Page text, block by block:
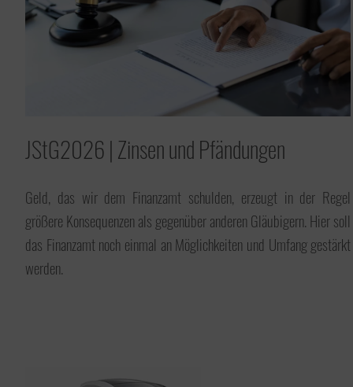
Service
Hier finden Sie Nützliches wie Formulare,
Unsere Tasche will reisen
Wir bereisen die Welt mit unserer
Tasche; oder lassen sie bereisen. Möchten
Sie mitmachen? Hier gibt es alles zum
JStG2026 | Zinsen und Pfändungen
Geld, das wir dem Finanzamt schulden, erzeugt in der Regel
größere Konsequenzen als gegenüber anderen Gläubigern. Hier soll
das Finanzamt noch einmal an Möglichkeiten und Umfang gestärkt
werden.